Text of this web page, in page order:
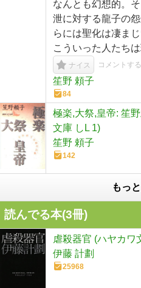
なんとも幻想的。
泄に対する龍子の
らには聖化は凄ま
こういった人たち
ナイス コメントす
笙野 頼子
84
極楽,大祭,皇帝: 笙
文庫 しL 1)
笙野 頼子
142
もっ
読んでる本(3冊)
虐殺器官 (ハヤカワ
伊藤 計劃
25968